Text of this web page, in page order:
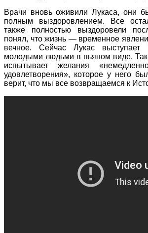
Врачи вновь оживили Лукаса, они
полным выздоровлением. Все
также полностью выздоровели
понял, что жизнь — временное
вечное. Сейчас Лукас выступает
молодыми людьми в пьяном виде.
испытывает желания
удовлетворения», которое у него
верит, что мы все возвращаемся к